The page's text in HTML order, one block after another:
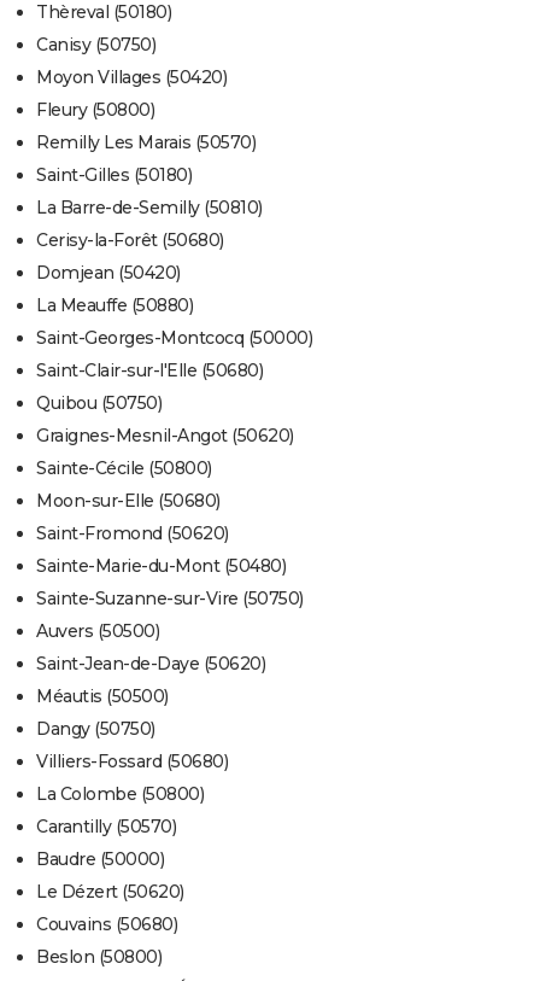
Thèreval (50180)
Canisy (50750)
Moyon Villages (50420)
Fleury (50800)
Remilly Les Marais (50570)
Saint-Gilles (50180)
La Barre-de-Semilly (50810)
Cerisy-la-Forêt (50680)
Domjean (50420)
La Meauffe (50880)
Saint-Georges-Montcocq (50000)
Saint-Clair-sur-l'Elle (50680)
Quibou (50750)
Graignes-Mesnil-Angot (50620)
Sainte-Cécile (50800)
Moon-sur-Elle (50680)
Saint-Fromond (50620)
Sainte-Marie-du-Mont (50480)
Sainte-Suzanne-sur-Vire (50750)
Auvers (50500)
Saint-Jean-de-Daye (50620)
Méautis (50500)
Dangy (50750)
Villiers-Fossard (50680)
La Colombe (50800)
Carantilly (50570)
Baudre (50000)
Le Dézert (50620)
Couvains (50680)
Beslon (50800)